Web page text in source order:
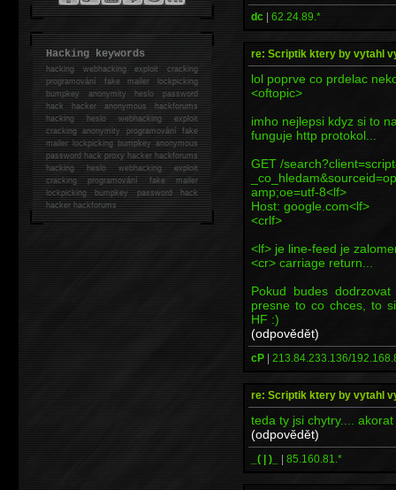
dc | 62.24.89.*
re: Scriptik ktery by vytahl
lol poprve co prdelac
<oftopic>
imho nejlepsi kdyz si to
funguje http protokol...
GET /
amp;oe=utf-8<lf>
Host: google.com<lf>
<crlf>
<lf> je line-feed je
<cr> carriage return...
Pokud budes
presne to co chces, to
HF :)
(odpovědět)
cP | 213.84.233.136/
re: Scriptik ktery by vytahl
teda ty jsi chytry....
(odpovědět)
_( | )_ | 85.160.81.*
Hacking keywords
hackingwebhacking exploit cracking
programování fake mailer lockpicking
bumpkey anonymity heslo password
hackhacker anonymous hackforums
hackingheslo webhacking exploit
cracking anonymity programování fake
mailer lockpicking bumpkey anonymous
password hack proxy hacker hackforums
hacking heslo webhacking exploit
cracking programování fake mailer
lockpicking bumpkey password hack
hackerhackforums